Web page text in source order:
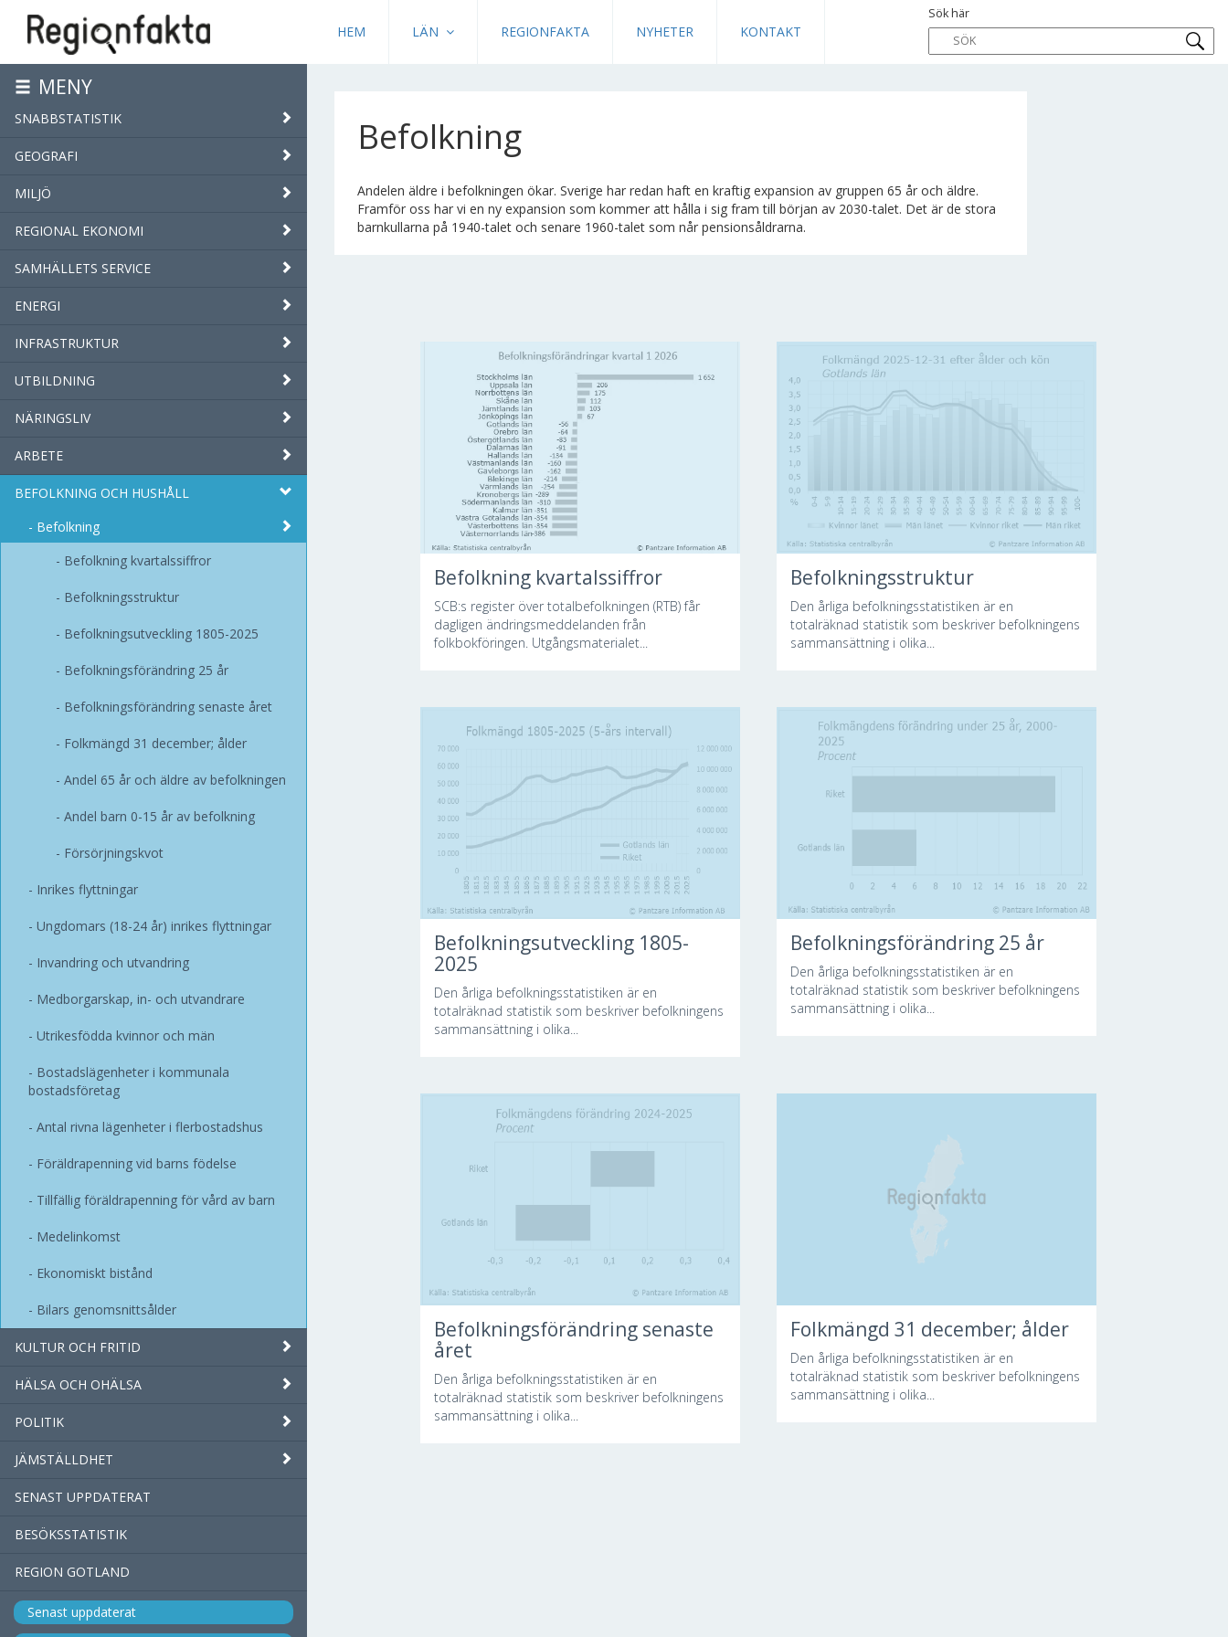
HEM LÄN REGIONFAKTA NYHETER KONTAKT
Sök här
MENY
SNABBSTATISTIK
GEOGRAFI
MILJÖ
REGIONAL EKONOMI
SAMHÄLLETS SERVICE
ENERGI
INFRASTRUKTUR
UTBILDNING
NÄRINGSLIV
ARBETE
BEFOLKNING OCH HUSHÅLL
Befolkning
Befolkning kvartalssiffror
Befolkningsstruktur
Befolkningsutveckling 1805-2025
Befolkningsförändring 25 år
Befolkningsförändring senaste året
Folkmängd 31 december; ålder
Andel 65 år och äldre av befolkningen
Andel barn 0-15 år av befolkning
Försörjningskvot
Inrikes flyttningar
Ungdomars (18-24 år) inrikes flyttningar
Invandring och utvandring
Medborgarskap, in- och utvandrare
Utrikesfödda kvinnor och män
Bostadslägenheter i kommunala
bostadsföretag
Antal rivna lägenheter i flerbostadshus
Föräldrapenning vid barns födelse
Tillfällig föräldrapenning för vård av barn
Medelinkomst
Ekonomiskt bistånd
Bilars genomsnittsålder
KULTUR OCH FRITID
HÄLSA OCH OHÄLSA
POLITIK
JÄMSTÄLLDHET
SENAST UPPDATERAT
BESÖKSSTATISTIK
REGION GOTLAND
Senast uppdaterat
Befolkning
Andelen äldre i befolkningen ökar. Sverige har redan haft en kraftig expansion av gruppen 65 år och äldre.
Framför oss har vi en ny expansion som kommer att hålla i sig fram till början av 2030-talet. Det är de stora
barnkullarna på 1940-talet och senare 1960-talet som når pensionsåldrarna.
Befolkning kvartalssiffror
SCB:s register över totalbefolkningen (RTB) får
dagligen ändringsmeddelanden från
folkbokföringen. Utgångsmaterialet...
Befolkningsstruktur
Den årliga befolkningsstatistiken är en
totalräknad statistik som beskriver befolkningens
sammansättning i olika...
Befolkningsutveckling 1805-
2025
Den årliga befolkningsstatistiken är en
totalräknad statistik som beskriver befolkningens
sammansättning i olika...
Befolkningsförändring 25 år
Den årliga befolkningsstatistiken är en
totalräknad statistik som beskriver befolkningens
sammansättning i olika...
Befolkningsförändring senaste
året
Den årliga befolkningsstatistiken är en
totalräknad statistik som beskriver befolkningens
sammansättning i olika...
Folkmängd 31 december; ålder
Den årliga befolkningsstatistiken är en
totalräknad statistik som beskriver befolkningens
sammansättning i olika...